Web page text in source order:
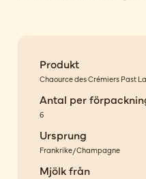
Produkt
Chaource des Crémiers Past
Antal per
6
Ursprung
Frankrike/Champagne
Mjölk från